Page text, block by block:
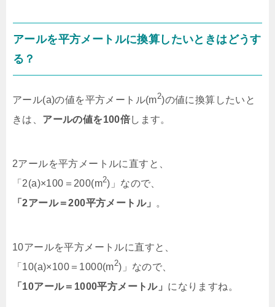
アールを平方メートルに換算したいときはどうす
る？
アール(a)の値を平方メートル(m2)の値に換算したいと
きは、 アールの値を100倍します。
2アールを平方メートルに直すと、
「2(a)×100＝200(m2)」なので、
「2アール＝200平方メートル」 。
10アールを平方メートルに直すと、
「10(a)×100＝1000(m2)」なので、
「10アール＝1000平方メートル」 になりますね。